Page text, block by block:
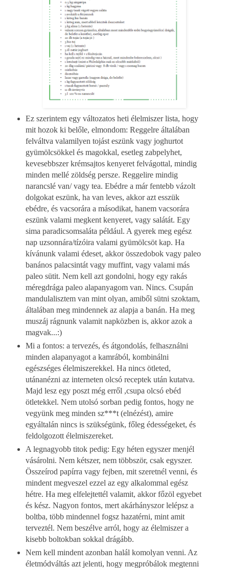
Ez szerintem egy változatos heti élelmiszer lista, hogy
mit hozok ki belőle, elmondom: Reggelre általában
felváltva valamilyen tojást eszünk vagy joghurtot
gyümölcsökkel és magokkal, esetleg zabpelyhet,
kevesebbszer krémsajtos kenyeret felvágottal, mindig
minden mellé zöldség persze. Reggelire mindig
narancslé van/ vagy tea. Ebédre a már fentebb vázolt
dolgokat eszünk, ha van leves, akkor azt esszük
ebédre, és vacsorára a másodikat, hanem vacsorára
eszünk valami megkent kenyeret, vagy salátát. Egy
sima paradicsomsaláta például. A gyerek meg egész
nap uzsonnára/tízóira valami gyümölcsöt kap. Ha
kívánunk valami édeset, akkor összedobok vagy paleo
banános palacsintát vagy muffint, vagy valami más
paleo sütit. Nem kell azt gondolni, hogy egy rakás
méregdrága paleo alapanyagom van. Nincs. Csupán
mandulalisztem van mint olyan, amiből sütni szoktam,
általában meg mindennek az alapja a banán. Ha meg
muszáj rágnunk valamit napközben is, akkor azok a
magvak...:)
Mi a fontos: a tervezés, és átgondolás, felhasználni
minden alapanyagot a kamrából, kombinálni
egészséges élelmiszerekkel. Ha nincs ötleted,
utánanézni az interneten olcsó receptek után kutatva.
Majd lesz egy poszt még erről ,csupa olcsó ebéd
ötletekkel. Nem utolsó sorban pedig fontos, hogy ne
vegyünk meg minden sz***t (elnézést), amire
egyáltalán nincs is szükségünk, főleg édességeket, és
feldolgozott élelmiszereket.
A legnagyobb titok pedig: Egy héten egyszer menjél
vásárolni. Nem kétszer, nem többször, csak egyszer.
Összeírod papírra vagy fejben, mit szeretnél venni, és
mindent megveszel ezzel az egy alkalommal egész
hétre. Ha meg elfelejtettél valamit, akkor főzöl egyebet
és kész. Nagyon fontos, mert akárhányszor lelépsz a
boltba, több mindennel fogsz hazatérni, mint amit
terveztél. Nem beszélve arról, hogy az élelmiszer a
kisebb boltokban sokkal drágább.
Nem kell mindent azonban halál komolyan venni. Az
életmódváltás azt jelenti, hogy megpróbálok megtenni